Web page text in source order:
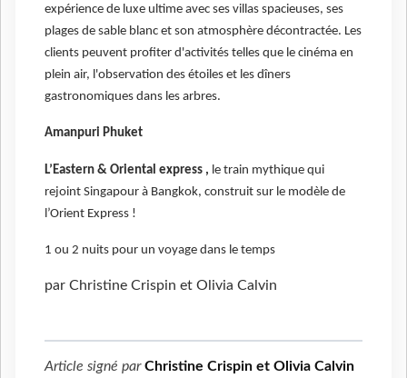
expérience de luxe ultime avec ses villas spacieuses, ses
plages de sable blanc et son atmosphère décontractée. Les
clients peuvent profiter d'activités telles que le cinéma en
plein air, l'observation des étoiles et les dîners
gastronomiques dans les arbres.
Amanpuri Phuket
L’Eastern & Oriental express , le train mythique qui
rejoint Singapour à Bangkok, construit sur le modèle de
l’Orient Express !
1 ou 2 nuits pour un voyage dans le temps
par Christine Crispin et Olivia Calvin
Article signé parChristine Crispin et Olivia Calvin